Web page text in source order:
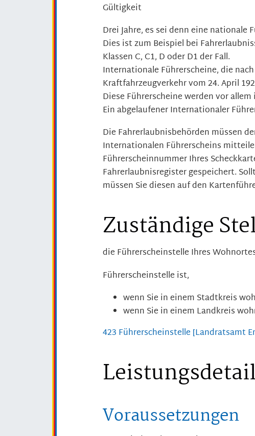
Gültigkeit
Drei Jahre, es sei denn eine
Dies ist zum Beispiel bei
Klassen C, C1, D oder D1 der Fall.
Internationale Führerscheine, die
Kraftfahrzeugverkehr vom 24. April
Diese Führerscheine werden vor
Ein abgelaufener Internationaler
Die Fahrerlaubnisbehörden müssen
Internationalen Führerscheins
Führerscheinnummer Ihres
Fahrerlaubnisregister gespeichert.
müssen Sie diesen auf den
Zuständige
die Führerscheinstelle Ihres
Führerscheinstelle ist,
wenn Sie in einem Stadtkreis
wenn Sie in einem Landkreis
423 Führerscheinstelle [Landratsamt
Voraussetzungen